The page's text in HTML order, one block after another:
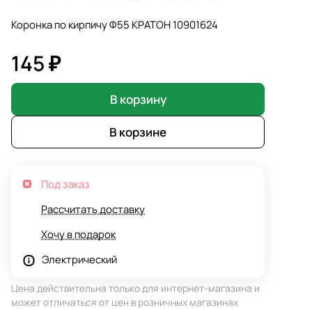
Коронка по кирпичу Ф55 КРАТОН 10901624
145 ₽
В корзину
В корзине
Под заказ
Рассчитать доставку
Хочу в подарок
Электрический
Цена действительна только для интернет-магазина и
может отличаться от цен в розничных магазинах